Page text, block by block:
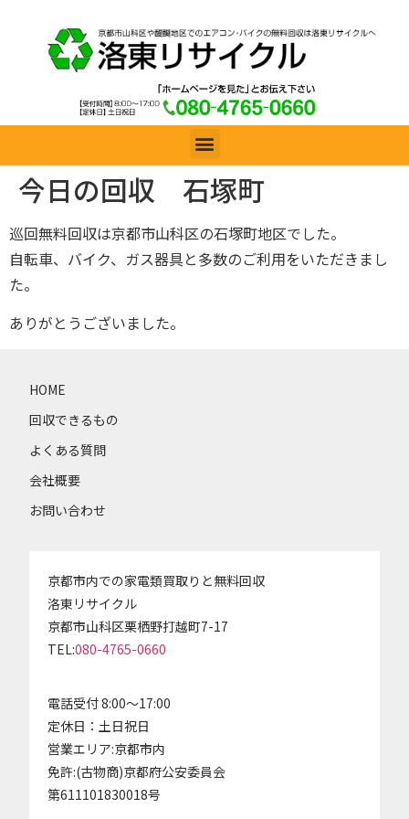
今日の回収 石塚町
巡回無料回収は京都市山科区の石塚町地区でした。
自転車、バイク、ガス器具と多数のご利用をいただきまし
た。
ありがとうございました。
HOME
回収できるもの
よくある質問
会社概要
お問い合わせ
京都市内での家電類買取りと無料回収
洛東リサイクル
京都市山科区栗栖野打越町7-17
TEL:080-4765-0660
電話受付 8:00～17:00
定休日：土日祝日
営業エリア:京都市内
免許:(古物商)京都府公安委員会
第611101830018号